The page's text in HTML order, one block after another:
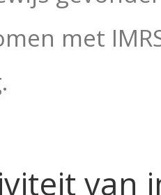
met
van